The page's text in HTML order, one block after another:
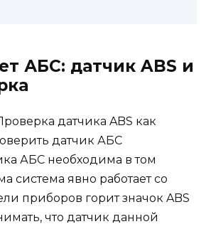
АБС: датчик ABS и
АБС необходима в том
система явно работает со
приборов горит значок ABS
что датчик данной